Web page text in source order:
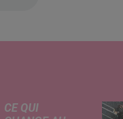
CE QUI